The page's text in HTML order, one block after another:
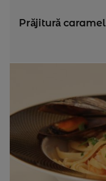
Prăjitură caramel